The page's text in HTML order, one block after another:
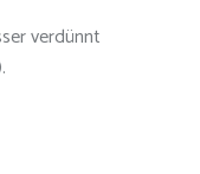
verdünnt